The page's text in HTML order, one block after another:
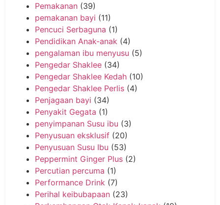
Pemakanan (39)
pemakanan bayi (11)
Pencuci Serbaguna (1)
Pendidikan Anak-anak (4)
pengalaman ibu menyusu (5)
Pengedar Shaklee (34)
Pengedar Shaklee Kedah (10)
Pengedar Shaklee Perlis (4)
Penjagaan bayi (34)
Penyakit Gegata (1)
penyimpanan Susu ibu (3)
Penyusuan eksklusif (20)
Penyusuan Susu Ibu (53)
Peppermint Ginger Plus (2)
Percutian percuma (1)
Performance Drink (7)
Perihal keibubapaan (23)